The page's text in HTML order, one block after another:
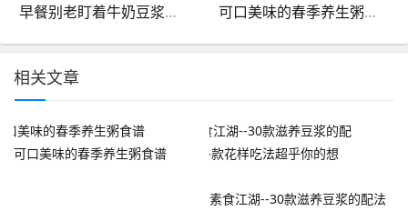
早餐别老盯着牛奶豆浆！这5杯“黄金饮品”暖胃实惠，医生也点赞 可口美味的春季养生粥食谱
相关文章
可口美味的春季养生粥食谱
素食江湖--30款滋养豆浆的配法